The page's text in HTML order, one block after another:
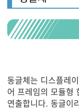
동글체는 디스플레
어 프레임의 모듈형
연출합니다. 동글이